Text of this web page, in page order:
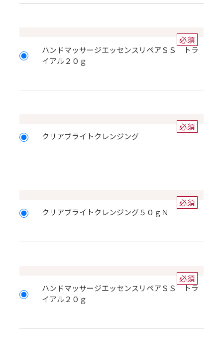
必須
ハンドマッサージエッセンスリペアＳＳ トラ
イアル２０ｇ
必須
クリアブライトクレンジング
必須
クリアブライトクレンジング５０ｇＮ
必須
ハンドマッサージエッセンスリペアＳＳ トラ
イアル２０ｇ